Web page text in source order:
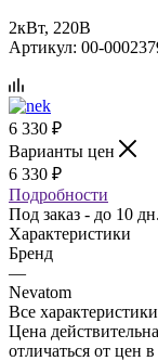
2кВт, 220В
Артикул: 00-
6 330 ₽
Варианты цен
6 330 ₽
Подробности
Под заказ - до 10 дн.
Характеристики
Бренд
—
Nevatom
Все характеристики
Цена
отличаться от цен